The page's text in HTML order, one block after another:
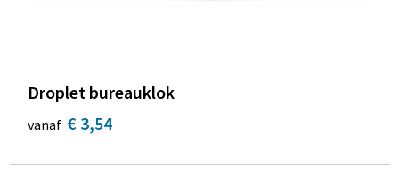
Droplet bureauklok
vanaf € 3,54